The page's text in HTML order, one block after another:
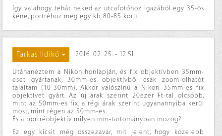
így valahogy. tehát neked az utcafotóhoz igazából egy 35-ös
kéne, portréhoz meg egy kb 80-85 körüli.
Farkas Ildikó 2016. 02. 25. - 12:51
Utánanéztem a Nikon honlapján, és fix objektívben 35mm-
eset gyártanak, 30mm-es objektívből csak zoom-olhatót
találtam (10-30mm). Akkor valószínű a Nikon 35mm-es fix
objektívet gyárt. Az új árak szerint 20ezer Ft-tal olcsóbb,
mint az 50mm-es fix, a régi árak szerint ugyanannyiba kerül
most, mint régen az 50mm-es.
És a portréobjektív milyen mm-tartományban mozog?
Ez egy kicsit még összezavar, mit jelent, hogy közelebb